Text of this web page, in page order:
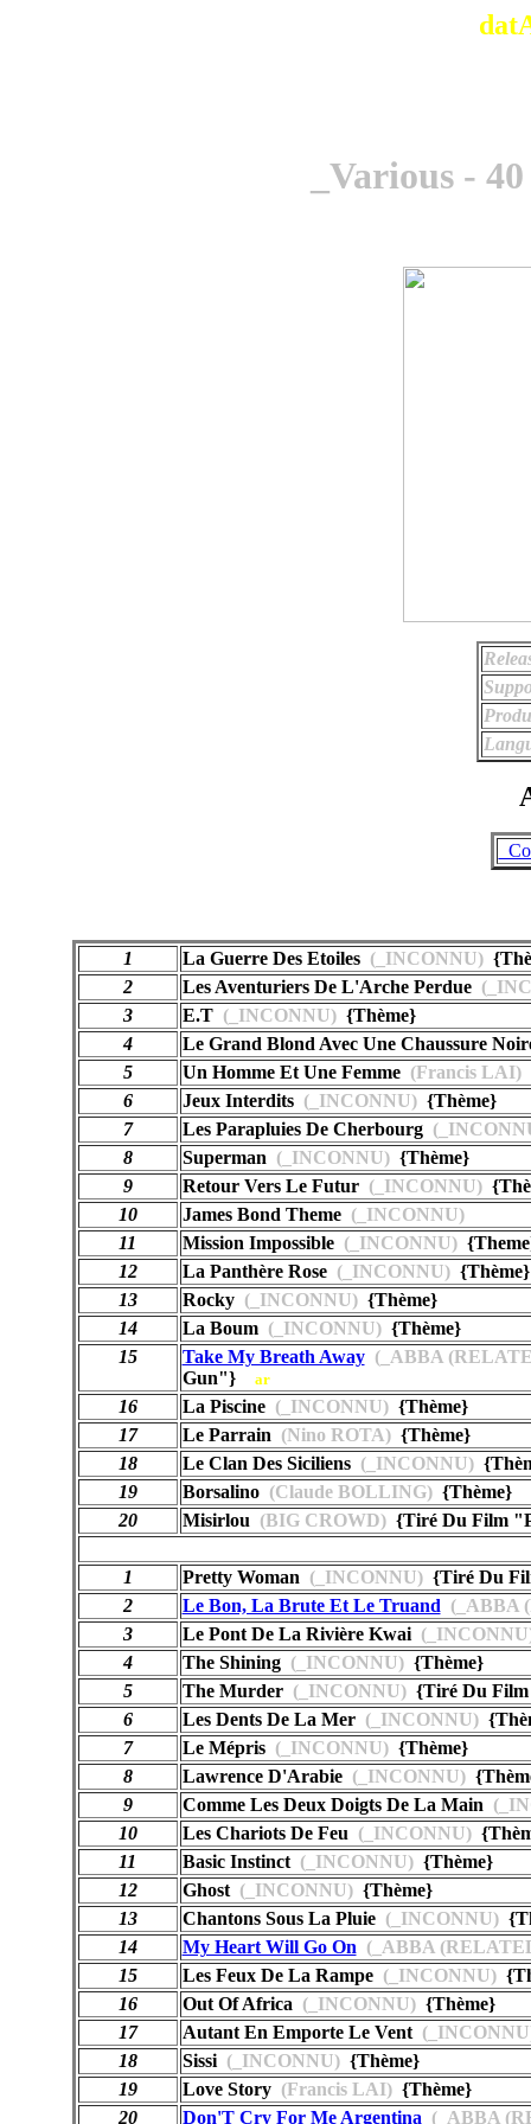
_Various -
1 La Guerre Des Etoiles(_INCONNU)
2
Les Aventuriers De L'Arche Perdue
3
E.T(_INCONNU){Thème}
4
Le Grand Blond Avec Une Chaussure
5
Un Homme Et Une Femme(Francis LAI)
6
Jeux Interdits(_INCONNU){Thème}
7
Les Parapluies De Cherbourg
8
Superman (_INCONNU){Thème}
9
Retour Vers Le Futur(_INCONNU)
10
James Bond Theme(_INCONNU)
11
Mission Impossible(_INCONNU)
12
La Panthère Rose(_INCONNU){Thème}
13
Rocky(_INCONNU){Thème}
14
La Boum(_INCONNU){Thème}
15
Take My Breath Away(_ABBA
Gun"} ar
16 La Piscine(_INCONNU){Thème}
17
Le Parrain (Nino ROTA){Thème}
18
Le Clan Des Siciliens(_INCONNU)
19
Borsalino(Claude BOLLING){Thème}
20
Misirlou (BIG CROWD){Tiré Du Film
1 Pretty Woman (_INCONNU){Tiré Du
2
Le Bon, La Brute Et Le Truand (_ABBA
3
Le Pont De La Rivière Kwai
4
The Shining(_INCONNU){Thème}
5
The Murder(_INCONNU){Tiré Du Film
6
Les Dents De La Mer(_INCONNU)
7
Le Mépris(_INCONNU){Thème}
8
Lawrence D'Arabie(_INCONNU)
9
Comme Les Deux Doigts De La Main
10
Les Chariots De Feu (_INCONNU)
11
Basic Instinct(_INCONNU){Thème}
12
Ghost(_INCONNU){Thème}
13
Chantons Sous La Pluie(_INCONNU)
14
My Heart Will Go On (_ABBA
15
Les Feux De La Rampe(_INCONNU)
16
Out Of Africa (_INCONNU){Thème}
17
Autant En Emporte Le Vent
18
Sissi(_INCONNU){Thème}
19
Love Story(Francis LAI){Thème}
20
Don'T Cry For Me Argentina (_ABBA